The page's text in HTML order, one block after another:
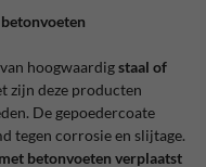
hoogwaardigstaal of
zijn deze producten
De gepoedercoate
tegen corrosie en slijtage.
betonvoeten verplaatst